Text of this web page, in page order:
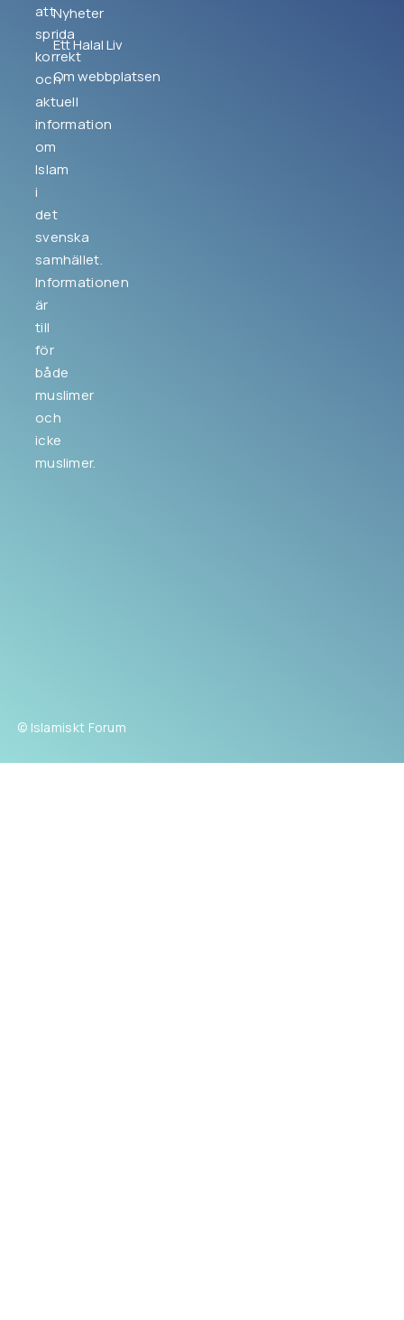
att
sprida
korrekt
och
aktuell
information
om
Islam
i
det
svenska
samhället.
Informationen
är
till
för
både
muslimer
och
icke
muslimer.
Nyheter
Ett Halal Liv
Om webbplatsen
© Islamiskt Forum